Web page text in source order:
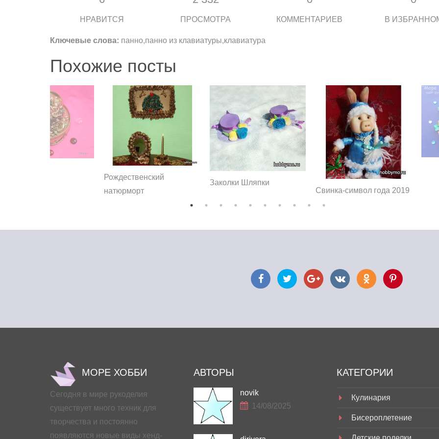
НРАВИТСЯ ПРОСМОТРА КОММЕНТАРИЕВ В
Ключевые слова: панно,панно из клавиатуры,клавиатура
Похожие посты
Рождественский
натюрморт
Заколки Шляпки
Свинка-символ года 2019
МОРЕ ХОББИ
Сегодня в мире рукоделия
существует много техник для
творчества и постоянно
появляются новые виды хенд-
АВТОРЫ
novik
14/08/2025
КАТЕГОРИИ
Кулинария
Бисероплетение